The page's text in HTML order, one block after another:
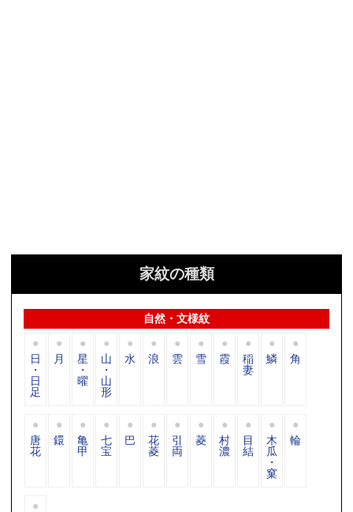
家紋の種類
自然・文様紋
日
・
日
足
月 星
・
曜
山
・
山
形
水 浪 雲 雪 霞 稲
妻
鱗 角
唐
花
鐶 亀
甲
七
宝
巴 花
菱
引
両
菱 村
濃
目
結
木
瓜
・
窠
輪